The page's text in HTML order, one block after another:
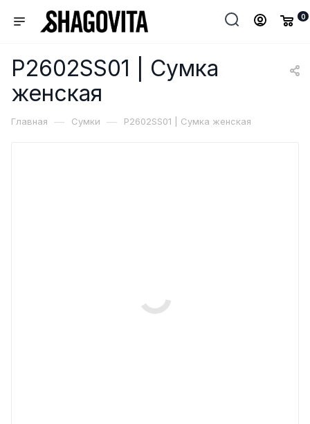
0
P2602SS01 | Сумка
женская
Главная — Сумки — P2602SS01 | Сумка женская